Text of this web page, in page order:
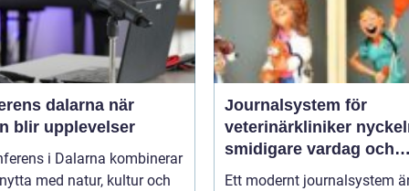
dalarna när
blir upplevelser
i Dalarna kombinerar
med natur, kultur och
Journalsystem för
veterinärkliniker nyckeln till
smidigare vardag och
säkrare vård
Ett modernt journalsystem